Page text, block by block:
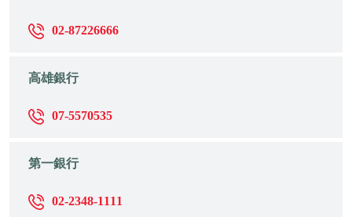
02-87226666
高雄銀行
07-5570535
第一銀行
02-2348-1111